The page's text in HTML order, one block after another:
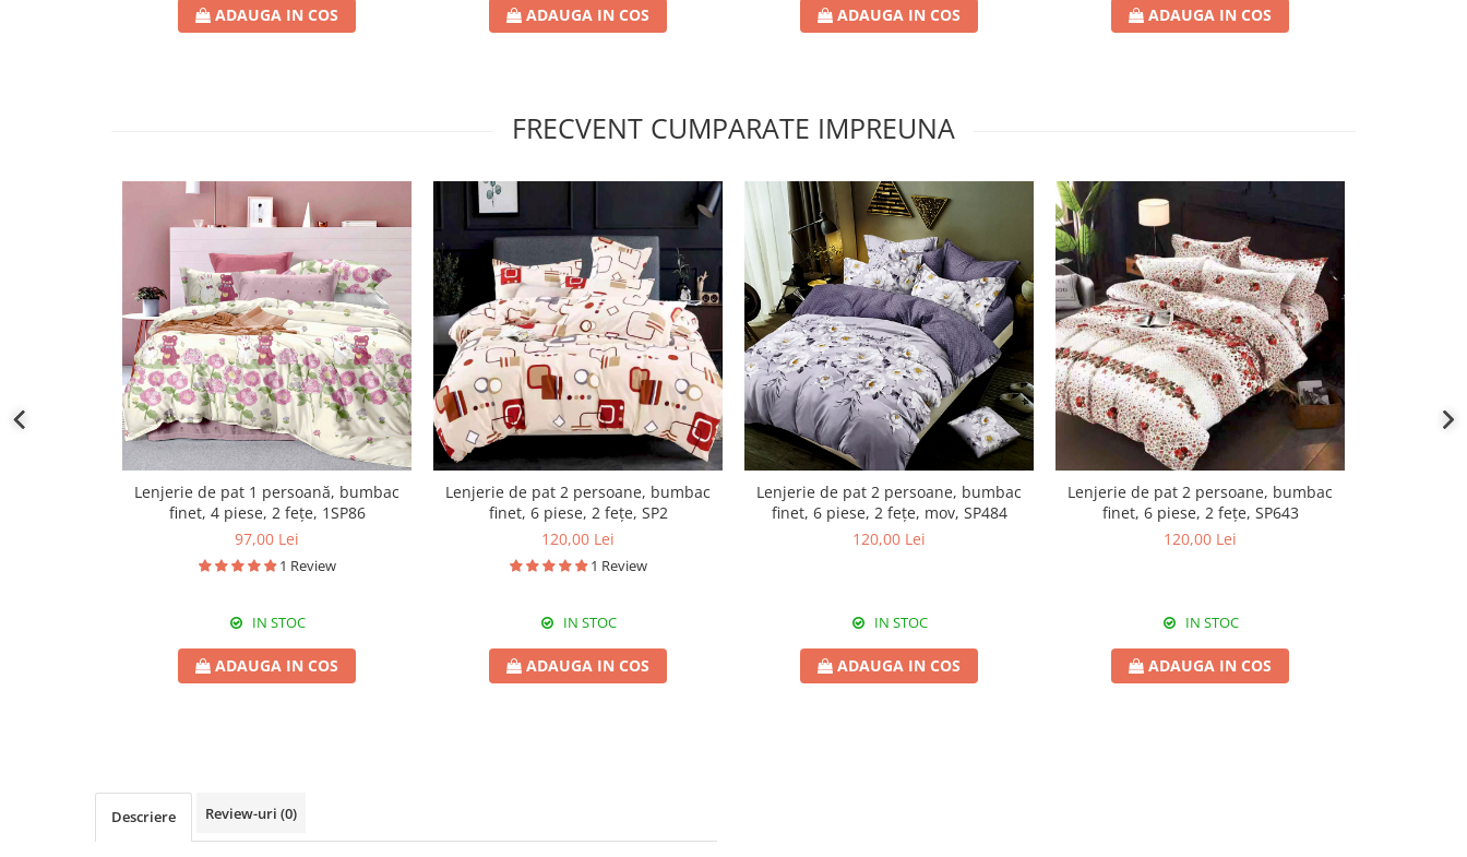
ADAUGA IN COS ADAUGA IN COS ADAUGA IN COS ADAUGA IN COS
FRECVENT CUMPARATE IMPREUNA
Lenjerie de pat 1 persoană, bumbac
finet, 4 piese, 2 fețe, 1SP86
97,00 Lei
1 Review
IN STOC
ADAUGA IN COS
Lenjerie de pat 2 persoane, bumbac
finet, 6 piese, 2 fețe, SP2
120,00 Lei
1 Review
IN STOC
ADAUGA IN COS
Lenjerie de pat 2 persoane, bumbac
finet, 6 piese, 2 fețe, mov, SP484
120,00 Lei
IN STOC
ADAUGA IN COS
Lenjerie de pat 2 persoane, bumbac
finet, 6 piese, 2 fețe, SP643
120,00 Lei
IN STOC
ADAUGA IN COS
Descriere Review-uri (0)